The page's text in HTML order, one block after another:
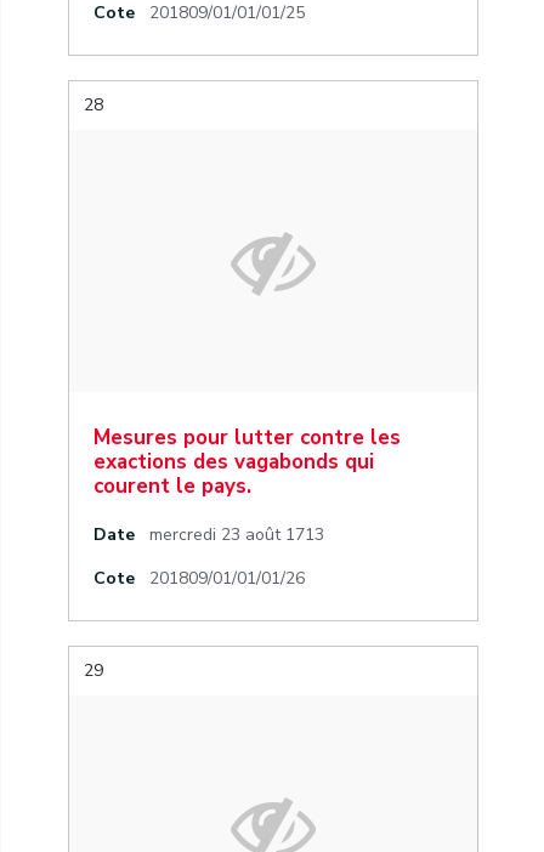
Cote
201809/01/01/01/25
28
Mesures pour lutter contre les
exactions des vagabonds qui
courent le pays.
Date
mercredi 23 août 1713
Cote
201809/01/01/01/26
29